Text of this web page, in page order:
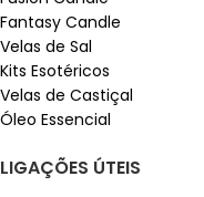
Fantasy Candle
Velas de Sal
Kits Esotéricos
Velas de Castiçal
Óleo Essencial
LIGAÇÕES ÚTEIS